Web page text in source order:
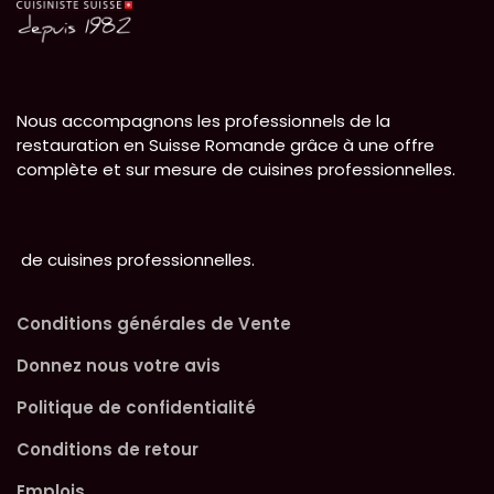
Nous accompagnons les professionnels de la
restauration en Suisse Romande grâce à une offre
complète et sur mesure de cuisines professionnelles.
de cuisines professionnelles.
Conditions générales de Vente
Donnez nous votre avis
Politique de confidentialité
Conditions de retour